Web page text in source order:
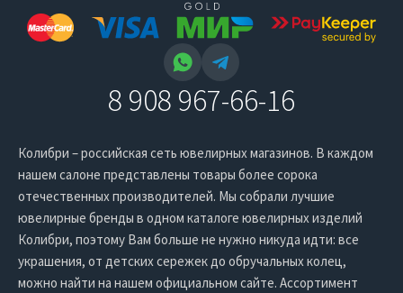
8 908 967-66-16
Колибри – российская сеть ювелирных магазинов. В каждом
нашем салоне представлены товары более сорока
отечественных производителей. Мы собрали лучшие
ювелирные бренды в одном каталоге ювелирных изделий
Колибри, поэтому Вам больше не нужно никуда идти: все
украшения, от детских сережек до обручальных колец,
можно найти на нашем официальном сайте. Ассортимент